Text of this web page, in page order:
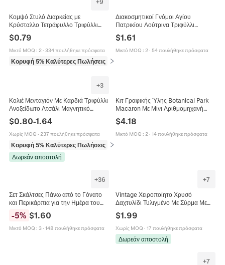
Κομψό Στυλό Διαρκείας με
Κρύσταλλο Τετράφυλλο Τριφύλλι
Macaron Μεταλλικό Περιστρεφόμενο
Μύτη 1.0mm Είδη Γραφής Δώρο για
Γυναίκες
$0.79
Μικτό MOQ : 2· 334 πουλήθηκε πρόσφατα
Κορυφή 5% Καλύτερες Πωλήσεις σε Προμήθειες γραφής και διόρθωσης
Διακοσμητικοί Γνόμοι Αγίου
Πατρικίου Λούτρινα Τριφύλλι
Ιρλανδικά Tomte Πράσινο Σουηδικό
Nisse Νάνος για Διακόσμηση
Σπιτιού
$1.61
Μικτό MOQ : 2· 54 πουλήθηκε πρόσφατα
+3
Κολιέ Μενταγιόν Με Καρδιά Τριφύλλι
Ανοξείδωτο Ατσάλι Μαγνητικό
Πτυσσόμενο Με Ζιργκόν Κομψά
Κοσμήματα Για Γυναίκες
$0.80-1.64
Χωρίς MOQ · 237 πουλήθηκε πρόσφατα
Κορυφή 5% Καλύτερες Πωλήσεις
σε Κολιέ
Δωρεάν αποστολή
Κιτ Γραφικής Ύλης Botanical Park
Macaron Με Μίνι Αριθμομηχανή
Στυλό Gel Συνδετήρες Για Μαθητές
Γραφείο Ροζ Πράσινο Μωβ
Διακόσμηση Δώρου
$4.18
Μικτό MOQ : 2· 14 πουλήθηκε πρόσφατα
+36
Σετ Σκάλτσες Πάνω από το Γόνατο
και Περικάρπια για την Ημέρα του
Κάλτσες για Γυναίκες
-5% $1.60
Μικτό MOQ : 3· 148 πουλήθηκε πρόσφατα
+7
Vintage Χειροποίητο Χρυσό
Δαχτυλίδι Τυλιγμένο Με Σύρμα Με
Δαχτυλίδι Γυναικεία Κοσμήματα
$1.99
Χωρίς MOQ · 17 πουλήθηκε πρόσφατα
Δωρεάν αποστολή
+7